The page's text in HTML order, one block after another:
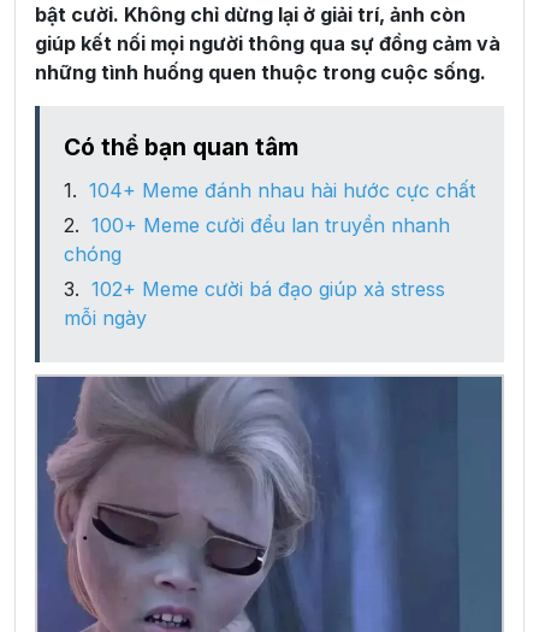
bật cười. Không chỉ dừng lại ở giải trí, ảnh còn
giúp kết nối mọi người thông qua sự đồng cảm và
những tình huống quen thuộc trong cuộc sống.
Có thể bạn quan tâm
104+ Meme đánh nhau hài hước cực chất
100+ Meme cười đểu lan truyền nhanh
chóng
102+ Meme cười bá đạo giúp xả stress
mỗi ngày